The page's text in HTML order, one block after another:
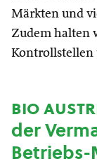
Märkten und
Zudem halten
Kontrollstellen
bio
der